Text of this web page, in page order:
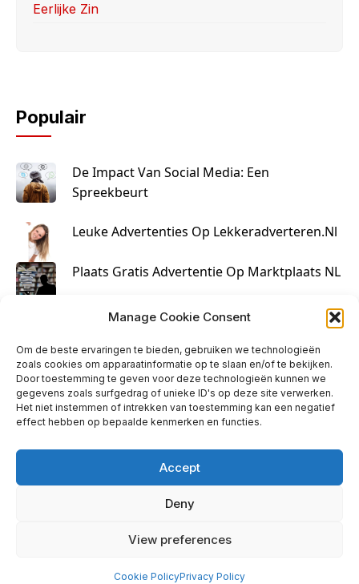
Manage Cookie Consent
Om de beste ervaringen te bieden, gebruiken we technologieën
zoals cookies om apparaatinformatie op te slaan en/of te bekijken.
Door toestemming te geven voor deze technologieën kunnen we
gegevens zoals surfgedrag of unieke ID's op deze site verwerken.
Het niet instemmen of intrekken van toestemming kan een negatief
effect hebben op bepaalde kenmerken en functies.
Accept
Deny
View preferences
Cookie PolicyPrivacy Policy
Eerlijke Zin
Populair
De Impact Van Social Media: Een
Spreekbeurt
Leuke Advertenties Op Lekkeradverteren.nl
Plaats Gratis Advertentie Op Marktplaats NL
Kruisbestuiving Voor Succesvolle Marketing
Contact